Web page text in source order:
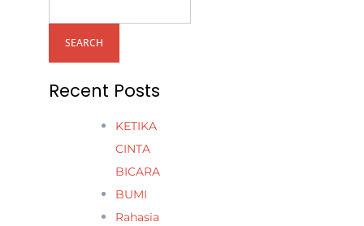
SEARCH
Recent Posts
KETIKA
CINTA
BICARA
BUMI
Rahasia